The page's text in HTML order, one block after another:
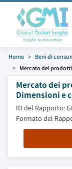
Home Beni di
Mercato dei
Mercato dei
Dimensioni e
ID del Rapporto:
Formato del